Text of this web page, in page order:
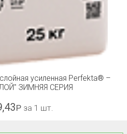
усиленная Perfekta® –
ЗИМНЯЯ СЕРИЯ
Р за 1 шт.